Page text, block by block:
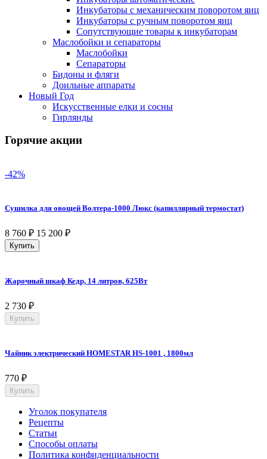
Инкубаторы с механическим поворотом яиц
Инкубаторы с ручным поворотом яиц
Сопутствующие товары к инкубаторам
Маслобойки и сепараторы
Маслобойки
Сепараторы
Бидоны и фляги
Доильные аппараты
Новый Год
Искусственные елки и сосны
Гирлянды
Горячие акции
-42%
Сушилка для овощей Волтера-1000 Люкс (капиллярный термостат)
8 760 ₽ 15 200 ₽
Купить
Жарочный шкаф Кедр, 14 литров, 625Вт
2 730 ₽
Купить
Чайник электрический HOMESTAR HS-1001 , 1800мл
770 ₽
Купить
Уголок покупателя
Рецепты
Статьи
Способы оплаты
Политика конфиденциальности